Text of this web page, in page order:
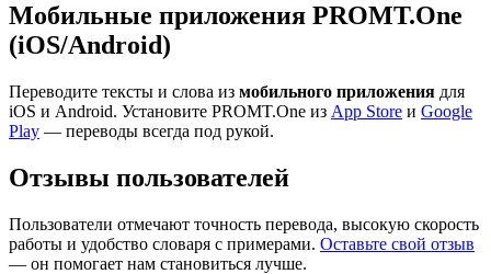
Мобильные приложения PROMT.One
(iOS/Android)
Переводите тексты и слова из мобильного приложения для
iOS и Android. Установите PROMT.One из App Store и Google
Play — переводы всегда под рукой.
Отзывы пользователей
Пользователи отмечают точность перевода, высокую скорость
работы и удобство словаря с примерами. Оставьте свой отзыв
— он помогает нам становиться лучше.